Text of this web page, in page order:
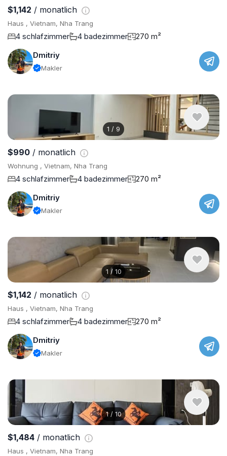
$1,142 / monatlich
Haus , Vietnam, Nha Trang
4 schlafzimmer 4 badezimmer
270 m²
Dmitriy
Makler
1 / 9
$990 / monatlich
Wohnung , Vietnam, Nha Trang
4 schlafzimmer 4 badezimmer
270 m²
Dmitriy
Makler
1 / 10
$1,142 / monatlich
Haus , Vietnam, Nha Trang
4 schlafzimmer 4 badezimmer
270 m²
Dmitriy
Makler
1/ 10
$1,484 / monatlich
Haus , Vietnam, Nha Trang